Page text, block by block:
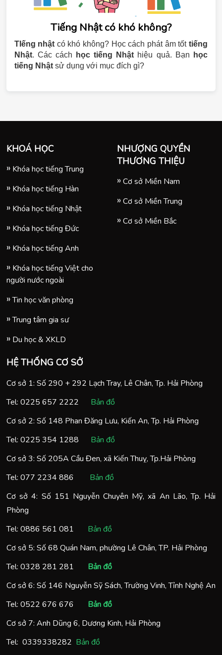
Tiếng Nhật có khó không?
TIếng nhật có khó không? Học cách phát âm tốt tiếng
Nhật. Các cách học tiếng Nhật hiệu quả. Bạn
học
tiếng Nhật sử dụng với mục đích gì?
KHOÁ HỌC
Khóa học tiếng Trung
Khóa học tiếng Hàn
Khóa học tiếng Nhật
Khóa học tiếng Đức
Khóa học tiếng Anh
Khóa học tiếng Việt cho
người nước ngoài
Tin học văn phòng
Trung tâm gia sư
Du học & XKLD
NHƯỢNG QUYỀN
THƯƠNG THIỆU
Cơ sở Miền Nam
Cơ sở Miền Trung
Cơ sở Miền Bắc
HỆ THỐNG CƠ SỞ
Cơ sở 1: Số 290 + 292 Lạch Tray, Lê Chân, Tp. Hải Phòng
Tel: 0225 657 2222
Bản đồ
Cơ sở 2: Số 148 Phan Đăng Lưu, Kiến An, Tp. Hải Phòng
Tel: 0225 354 1288
Bản đồ
Cơ sở 3: Số 205A Cầu Đen, xã Kiến Thuỵ, Tp.Hải Phòng
Tel: 077 2234 886
Bản đồ
Cơ sở 4: Số 151 Nguyễn Chuyên Mỹ, xã An Lão, Tp. Hải
Phòng
Tel: 0886 561 081
Bản đồ
Cơ sở 5: Số 68 Quán Nam, phường Lê Chân, TP. Hải Phòng
Tel: 0328 281 281
Bản đồ
Cơ sở 6: Số 146 Nguyễn Sỹ Sách, Trường Vinh, Tỉnh Nghệ An
Tel: 0522 676 676
Bản đồ
Cơ sở 7: Anh Dũng 6, Dương Kinh, Hải Phòng
Tel: 0339338282 Bản đồ